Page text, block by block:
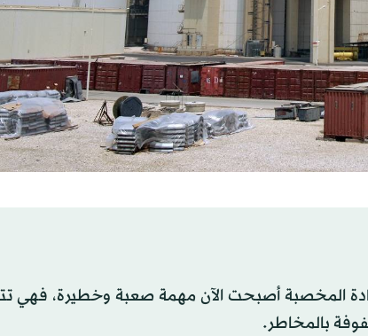
المخصبة أصبحت الآن مهمة صعبة وخطيرة، فهي
بالمخاطر.